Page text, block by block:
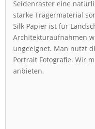
Seidenraster eine
starke Trägermaterial
Silk Papier ist für
Architekturaufnahmen
ungeeignet. Man nutzt
Portrait Fotografie. Wir
anbieten.